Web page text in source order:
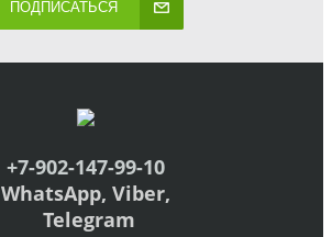
ПОДПИСАТЬСЯ
+7-902-147-99-10
WhatsApp, Viber,
Telegram